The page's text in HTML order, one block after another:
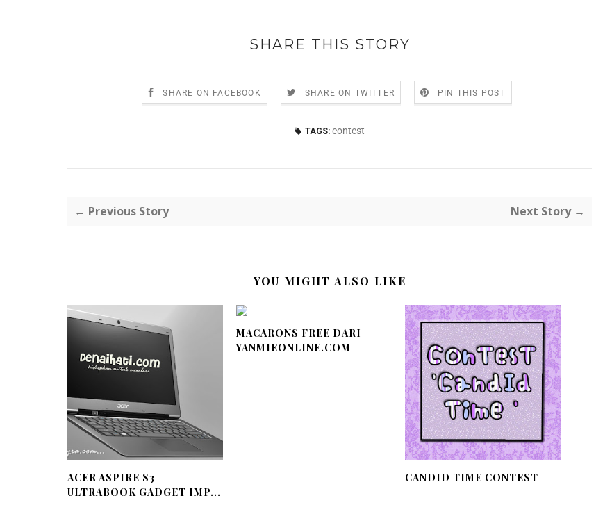
SHARE THIS STORY
SHARE ON FACEBOOK SHARE ON TWITTER PIN THIS POST
TAGS: contest
← Previous Story Next Story →
YOU MIGHT ALSO LIKE
ACER ASPIRE S3
ULTRABOOK GADGET IMP...
MACARONS FREE DARI
YANMIEONLINE.COM
CANDID TIME CONTEST